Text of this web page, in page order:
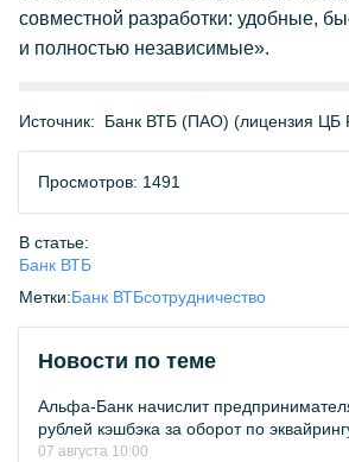
совместной разработки: удобные,
и полностью независимые».
Источник: Банк ВТБ (ПАО) (лицензия
Просмотров: 1491
В статье:
Банк ВТБ
Метки:Банк ВТБсотрудничество
Новости по теме
Альфа-Банк начислит
рублей кэшбэка за оборот по
07 августа 10:00